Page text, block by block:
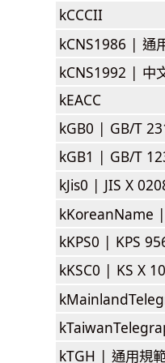
kCCCII
kCNS1986 | 通
kCNS1992 | 中
kEACC
kGB0 | GB/T
kGB1 | GB/T
kJis0 | JIS X
kKoreanName |
kKPS0 | KPS
kKSC0 | KS X
kTGH | 通用規